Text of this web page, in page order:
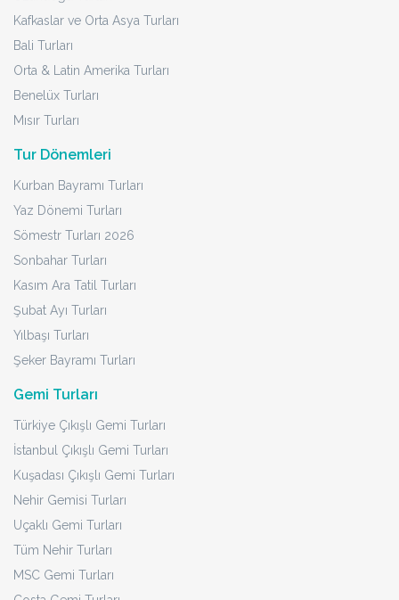
Kafkaslar ve Orta Asya Turları
Bali Turları
Orta & Latin Amerika Turları
Benelüx Turları
Mısır Turları
Tur Dönemleri
Kurban Bayramı Turları
Yaz Dönemi Turları
Sömestr Turları 2026
Sonbahar Turları
Kasım Ara Tatil Turları
Şubat Ayı Turları
Yılbaşı Turları
Şeker Bayramı Turları
Gemi Turları
Türkiye Çıkışlı Gemi Turları
İstanbul Çıkışlı Gemi Turları
Kuşadası Çıkışlı Gemi Turları
Nehir Gemisi Turları
Uçaklı Gemi Turları
Tüm Nehir Turları
MSC Gemi Turları